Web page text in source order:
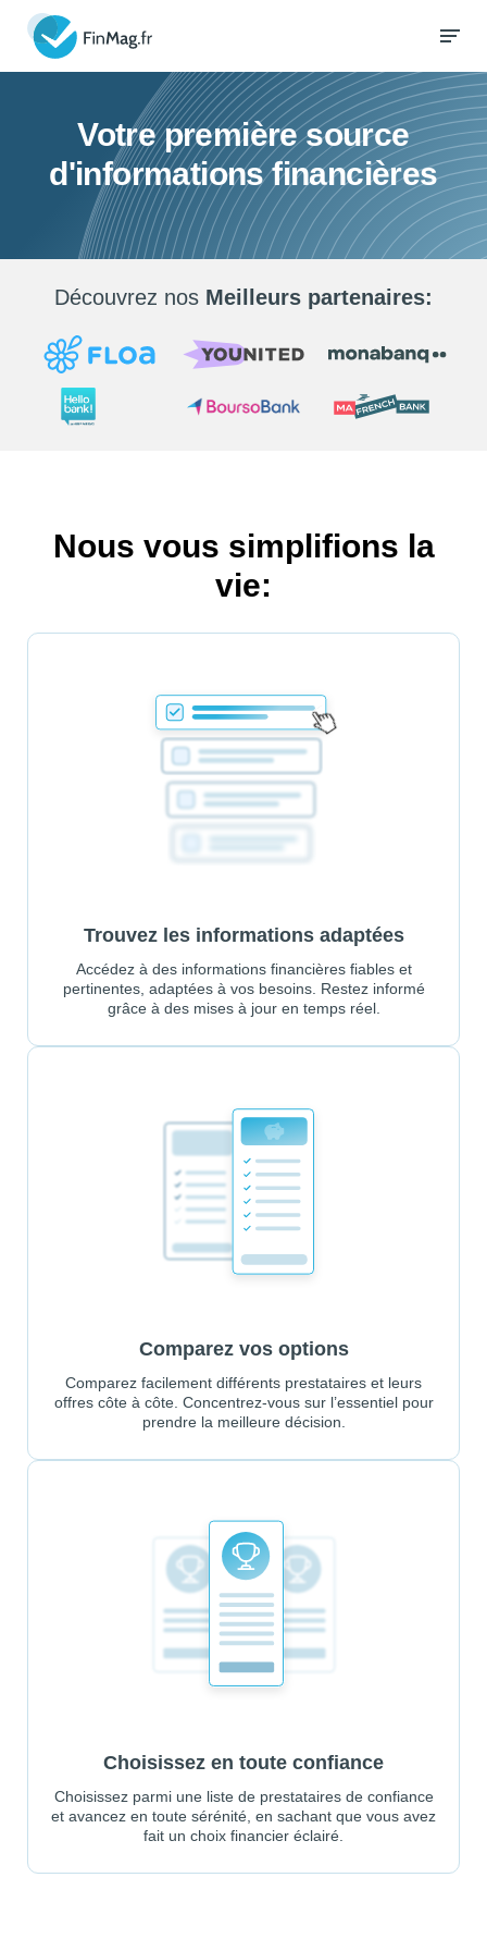
Votre première source
d'informations financières
Découvrez nos Meilleurs partenaires:
Nous vous simplifions la
vie:
Trouvez les informations adaptées
Accédez à des informations financières fiables et
pertinentes, adaptées à vos besoins. Restez informé
grâce à des mises à jour en temps réel.
Comparez vos options
Comparez facilement différents prestataires et leurs
offres côte à côte. Concentrez-vous sur l’essentiel pour
prendre la meilleure décision.
Choisissez en toute confiance
Choisissez parmi une liste de prestataires de confiance
et avancez en toute sérénité, en sachant que vous avez
fait un choix financier éclairé.